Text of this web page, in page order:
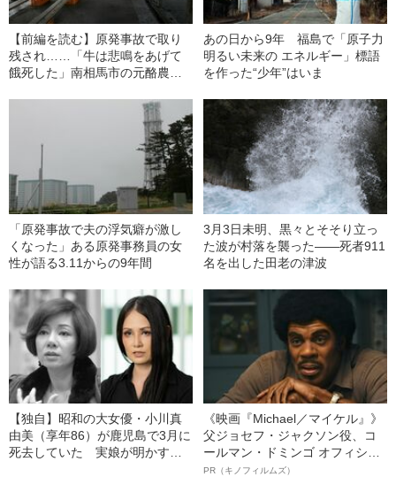
【前編を読む】原発事故で取り
残され……「牛は悲鳴をあげて
餓死した」南相馬市の元酪農家
あの日から9年 福島で「原子力
明るい未来の エネルギー」標語
を作った“少年”はいま
「原発事故で夫の浮気癖が激し
くなった」ある原発事務員の女
性が語る3.11からの9年間
3月3日未明、黒々とそそり立っ
た波が村落を襲った――死者911
名を出した田老の津波
【独自】昭和の大女優・小川真
由美（享年86）が鹿児島で3月に
死去していた 実娘が明かす
《映画『Michael／マイケル』》
父ジョセフ・ジャクソン役、コ
ールマン・ドミンゴ オフィシャ
ルインタビュー“観客を魅了した
PR（キノフィルムズ）